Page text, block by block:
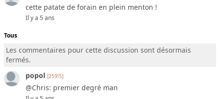
cette patate de forain en plein menton !
Il y a 5 ans
Tous
Les commentaires pour cette discussion sont désormais
fermés.
popol [259!5]
@Chris: premier degré man